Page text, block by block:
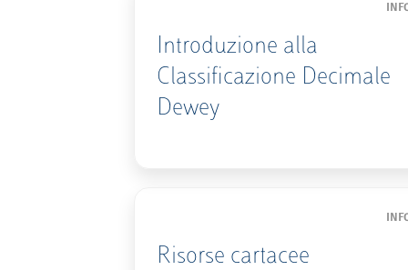
Introduzione alla
Classificazione Decimale
Dewey
Risorse cartacee